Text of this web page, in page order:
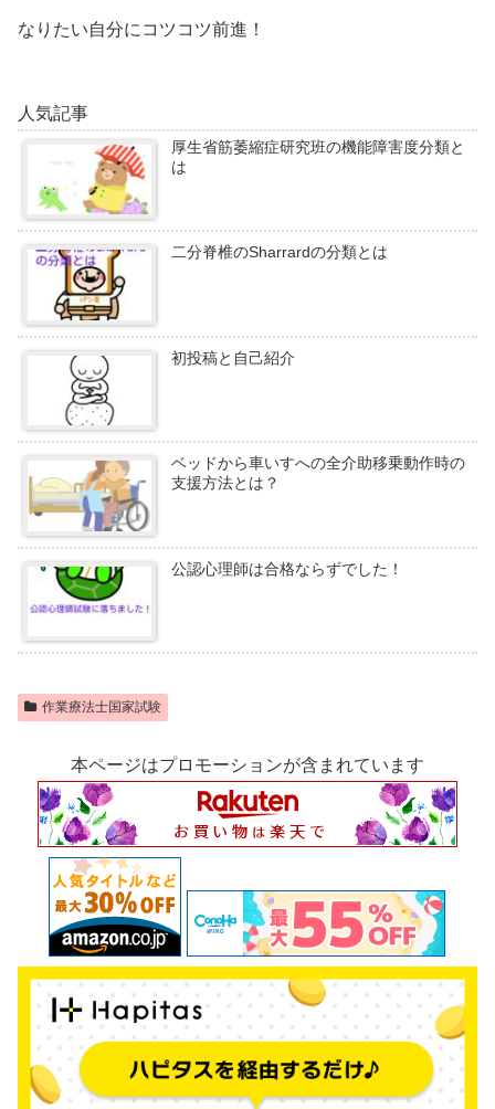
なりたい自分にコツコツ前進！
人気記事
厚生省筋萎縮症研究班の機能障害度分類と
は
二分脊椎のSharrardの分類とは
初投稿と自己紹介
ベッドから車いすへの全介助移乗動作時の
支援方法とは？
公認心理師は合格ならずでした！
作業療法士国家試験
本ページはプロモーションが含まれています